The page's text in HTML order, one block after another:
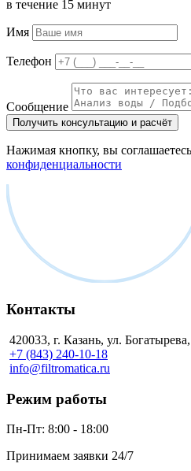
в течение 15 минут
Имя
Телефон
Сообщение
Получить консультацию и расчёт
Нажимая кнопку, вы
конфиденциальности
Контакты
420033, г. Казань, ул. Богатырева,
+7 (843) 240-10-18
info@filtromatica.ru
Режим работы
Пн-Пт: 8:00 - 18:00
Принимаем заявки 24/7